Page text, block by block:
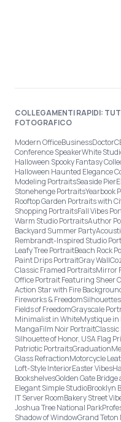
COLLEGAMENTI RAPIDI:
FOTOGRAFICO
Modern OfficeBusinessDoctor
Conference SpeakerWhite
Halloween Spooky Fantasy
Halloween Haunted Elegance
Modeling PortraitsSeaside Pier
Stonehenge PortraitsYearbook
Rooftop Garden Portraits with
Shopping PortraitsFall Vibes
Warm Studio PortraitsAuthor
Backyard Summer Party
Rembrandt-Inspired Studio
Leafy Tree PortraitBeach Rock
Paint Drips PortraitGray Wall
Classic Framed PortraitsMirror
Office Portrait Featuring Sheer
Action Star with Fire
Fireworks & Freedom
Fields of FreedomGrayscale
Minimalist in WhiteMystique in
MangaFilm Noir PortraitClassic
Silhouette of Honor, USA Flag
Patriotic PortraitsGraduation
Glass RefractionMotorcycle
Loft-Style InteriorEaster Vibes
BookshelvesGolden Gate
Elegant Simple StudioBrooklyn
IT Server RoomBakery Street
Joshua Tree National Park
Shadow of WindowGrand